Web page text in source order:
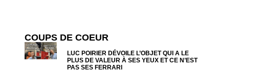
COUPS DE COEUR
LUC POIRIER DÉVOILE L’OBJET QUI A LE
PLUS DE VALEUR À SES YEUX ET CE N’EST
PAS SES FERRARI